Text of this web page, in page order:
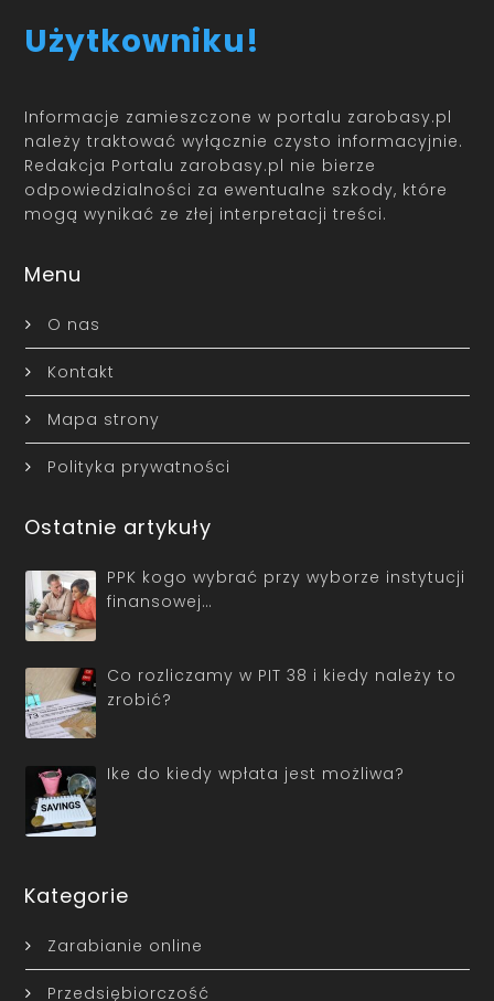
Użytkowniku!
Informacje zamieszczone w portalu zarobasy.pl
należy traktować wyłącznie czysto informacyjnie.
Redakcja Portalu zarobasy.pl nie bierze
odpowiedzialności za ewentualne szkody, które
mogą wynikać ze złej interpretacji treści.
Menu
O nas
Kontakt
Mapa strony
Polityka prywatności
Ostatnie artykuły
PPK kogo wybrać przy wyborze instytucji
finansowej…
Co rozliczamy w PIT 38 i kiedy należy to
zrobić?
Ike do kiedy wpłata jest możliwa?
Kategorie
Zarabianie online
Przedsiębiorczość